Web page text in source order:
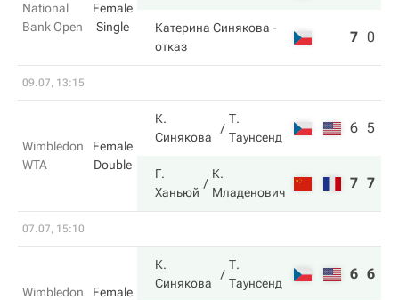
National
Bank Open
Female
Single
Катерина Синякова -
отказ
7 0
09.07, 13:15
Wimbledon
WTA
Female
Double
К.
Синякова
Т.
Таунсенд
6 5
Г.
Ханьюй
К.
Младенович
7 7
07.07, 15:10
Wimbledon
Female
К.
Синякова
Т.
Таунсенд
6 6